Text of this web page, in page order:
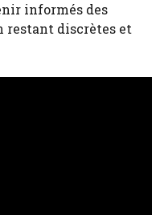
informés des
restant discrètes et